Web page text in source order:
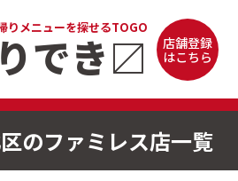
りメニューを探せるTOGO
でき〼
店舗登録
はこちら
のファミレス店一覧